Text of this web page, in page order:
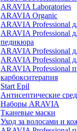
ARAVIA Laboratories
ARAVIA Organic
ARAVIA Professional
ARAVIA Professional
педикюра
ARAVIA Professional
ARAVIA Professional
ARAVIA Professional
карбокситерапия
Start Epil
Антисептические
Наборы ARAVIA
Тканевые маски
Уход за волосами и